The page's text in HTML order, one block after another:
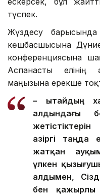
түспек.
Жүздесу
көшбасшысына
конференциясына
Аспанасты елінің
маңызына ерекше
– Қытайдың
алдындағы
Қазіргі
жатқан
үлкен
алдымен,
бен қажырлы